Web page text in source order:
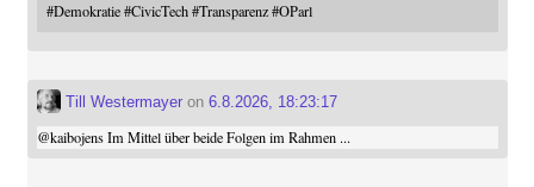
#Demokratie #CivicTech #Transparenz #OParl
Till Westermayeron 6.8.2026, 18:23:17
@kaibojensIm Mittel über beide Folgen im Rahmen ...